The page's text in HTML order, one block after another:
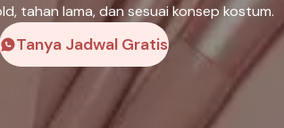
tahan lama, dan sesuai konsep kostum.
Tanya Jadwal Gratis